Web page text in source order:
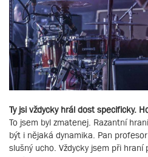
Ty jsi vždycky hrál dost specificky.
To jsem byl zmatenej. Razantní
být i nějaká dynamika. Pan
slušný ucho. Vždycky jsem při hraní